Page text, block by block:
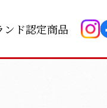
ド認定商品